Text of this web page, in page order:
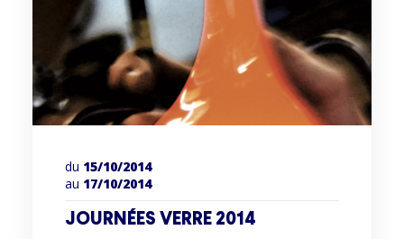
du 15/10/2014
au 17/10/2014
JOURNÉES VERRE 2014